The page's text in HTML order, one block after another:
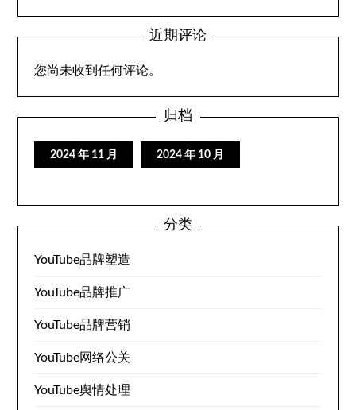
近期评论
您尚未收到任何评论。
归档
2024 年 11 月 2024 年 10 月
分类
YouTube品牌塑造
YouTube品牌推广
YouTube品牌营销
YouTube网络公关
YouTube舆情处理